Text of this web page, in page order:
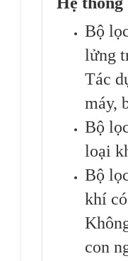
Bộ
lửng
Tác
máy,
Bộ
loại
Bộ
khí
con